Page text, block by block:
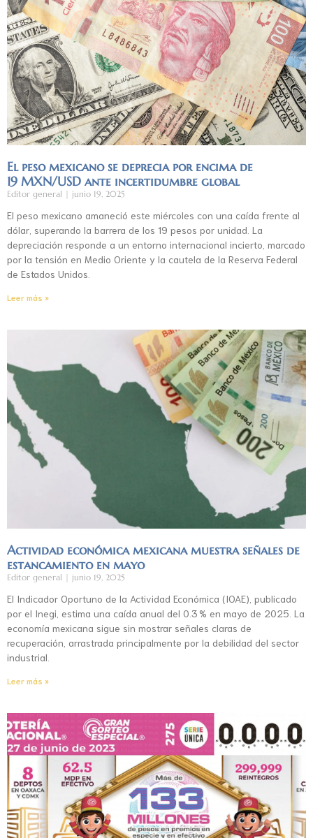
El peso mexicano se deprecia por encima de
19 MXN/USD ante incertidumbre global
Editor general junio 19, 2025
El peso mexicano amaneció este miércoles con una caída frente al
dólar, superando la barrera de los 19 pesos por unidad. La
depreciación responde a un entorno internacional incierto, marcado
por la tensión en Medio Oriente y la cautela de la Reserva Federal
de Estados Unidos.
Leer más »
Actividad económica mexicana muestra señales de
estancamiento en mayo
Editor general junio 19, 2025
El Indicador Oportuno de la Actividad Económica (IOAE), publicado
por el Inegi, estima una caída anual del 0.3 % en mayo de 2025. La
economía mexicana sigue sin mostrar señales claras de
recuperación, arrastrada principalmente por la debilidad del sector
industrial.
Leer más »